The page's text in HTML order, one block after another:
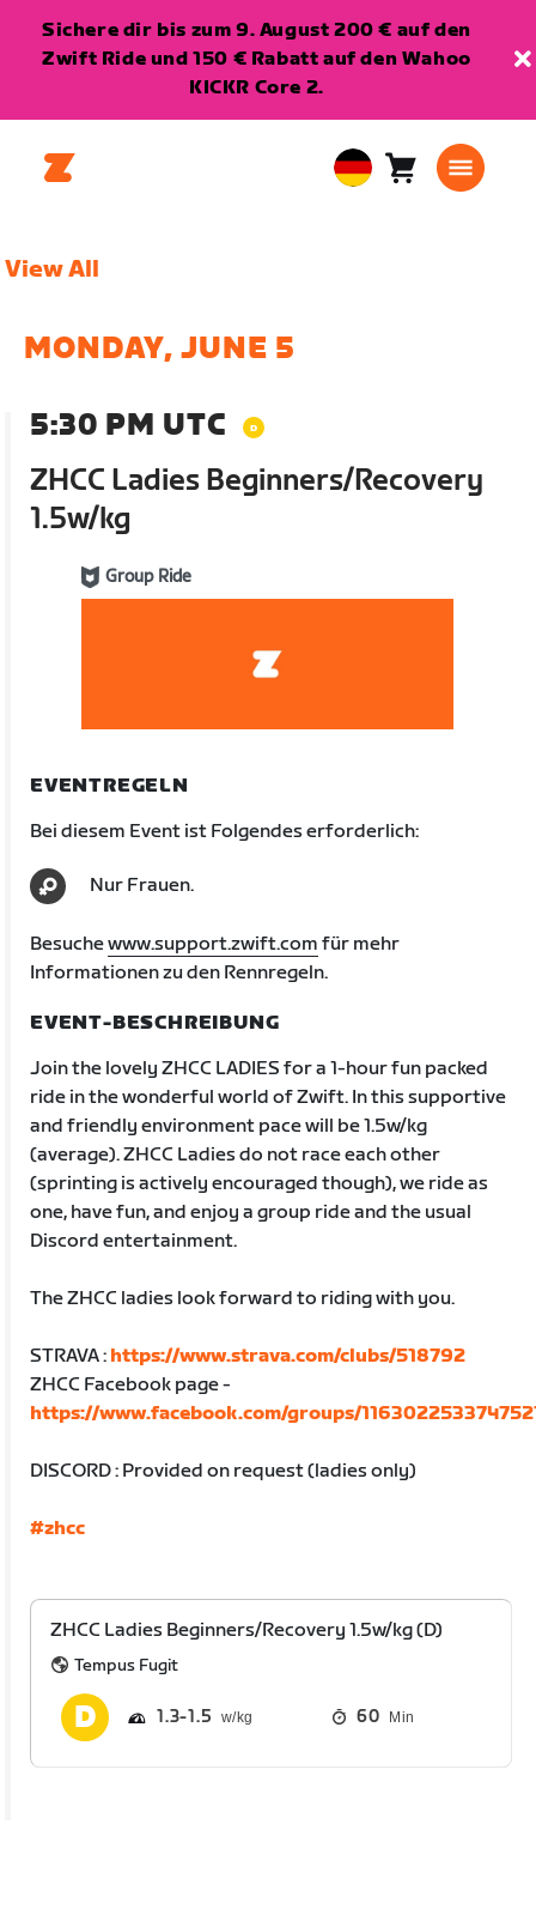
Sichere dir bis zum 9. August 200 € auf den
Zwift Ride und 150 € Rabatt auf den Wahoo
KICKR Core 2.
EuropeanWarenkorb
View All
MONDAY, JUNE 5
5:30 PM UTC
ZHCC Ladies Beginners/Recovery
1.5w/kg
Group Ride
EVENTREGELN
Bei diesem Event ist Folgendes erforderlich:
Nur Frauen.
Besuchewww.support.zwift.com für mehr
Informationen zu den Rennregeln.
EVENT-BESCHREIBUNG
Join the lovely ZHCC LADIES for a 1-hour fun packed
ride in the wonderful world of Zwift. In this supportive
and friendly environment pace will be 1.5w/kg
(average). ZHCC Ladies do not race each other
(sprinting is actively encouraged though), we ride as
one, have fun, and enjoy a group ride and the usual
Discord entertainment.
The ZHCC ladies look forward to riding with you.
STRAVA : https://www.strava.com/clubs/518792
ZHCC Facebook page -
https://www.facebook.com/groups/
DISCORD : Provided on request (ladies only)
#zhcc
ZHCC Ladies Beginners/Recovery 1.5w/kg (D)
Tempus Fugit
1.3 1.5 60 Min